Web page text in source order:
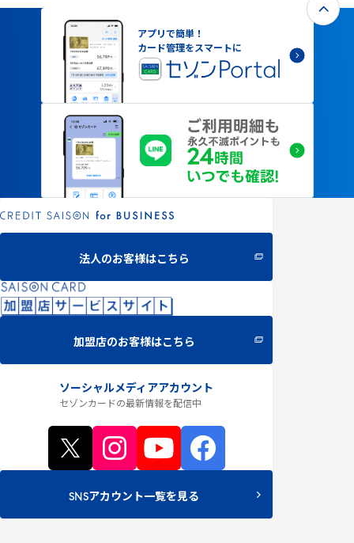
アプリで簡単！
カード管理をスマートに
法人のお客様はこちら
加盟店のお客様はこちら
ソーシャルメディアアカウント
セゾンカードの最新情報を配信中
SNSアカウント一覧を見る